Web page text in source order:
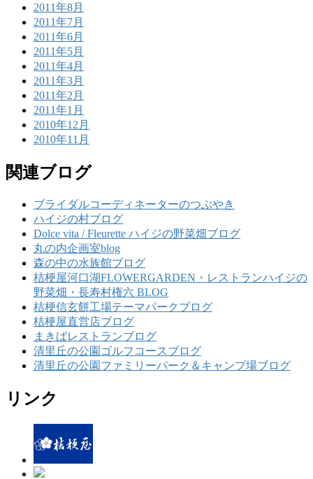
2011年8月
2011年7月
2011年6月
2011年5月
2011年4月
2011年3月
2011年2月
2011年1月
2010年12月
2010年11月
関連ブログ
ブライダルコーディネーターのつぶやき
ハイジの村ブログ
Dolce vita / Fleurette ハイジの野菜畑ブログ
丸の内企画室blog
森の中の水族館ブログ
桔梗屋河口湖FLOWERGARDEN・レストランハイジの
野菜畑・長寿村権六 BLOG
桔梗信玄餅工場テーマパークブログ
桔梗屋直営店ブログ
まきばレストランブログ
清里丘の公園ゴルフコースブログ
清里丘の公園ファミリーパーク＆キャンプ場ブログ
リンク